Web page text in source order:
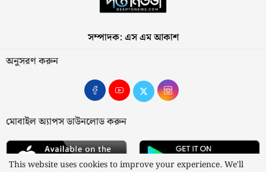
সম্পাদক: এস এম আকাশ
অনুসরণ করুন
মোবাইল অ্যাপস ডাউনলোড করুন
This website uses cookies to improve your experience. We'll